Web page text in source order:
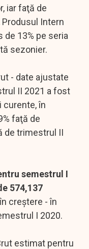
iar faţă de
Intern
de 13% pe seria
sezonier.
- date ajustate
II 2021 a fost
curente, în
faţă de
de trimestrul II
semestrul I
574,137
creştere - în
I 2020.
estimat pentru